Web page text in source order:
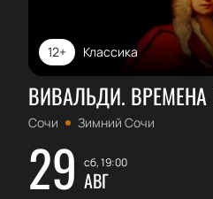
Классика
12+
ВИВАЛЬДИ. ВРЕМЕНА
Сочи Зимний Сочи
29 сб, 19:00
АВГ